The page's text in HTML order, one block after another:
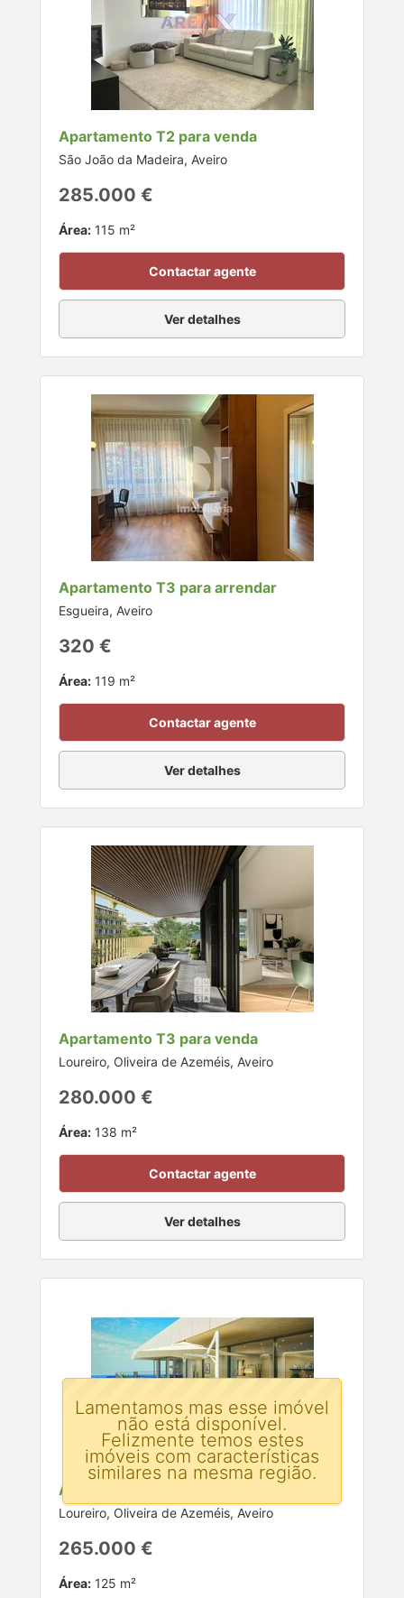
Apartamento T2 para venda
São João da Madeira, Aveiro
285.000 €
Área: 115 m²
Contactar agente
Ver detalhes
Apartamento T3 para arrendar
Esgueira, Aveiro
320 €
Área: 119 m²
Contactar agente
Ver detalhes
Apartamento T3 para venda
Loureiro, Oliveira de Azeméis, Aveiro
280.000 €
Área: 138 m²
Contactar agente
Ver detalhes
Apartamento T3 para venda
Loureiro, Oliveira de Azeméis, Aveiro
265.000 €
Área: 125 m²
Lamentamos mas esse imóvel
não está disponível.
Felizmente temos estes
imóveis com características
similares na mesma região.